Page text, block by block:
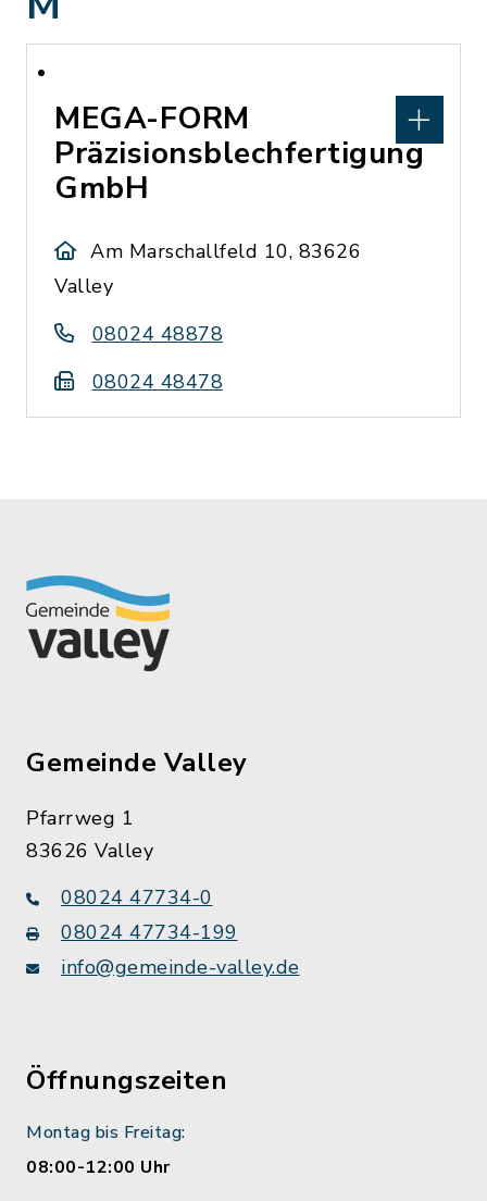
MEGA-FORM
Präzisionsblechfertigung
GmbH
Am Marschallfeld 10, 83626
Valley
08024 48878
08024 48478
Gemeinde Valley
Pfarrweg 1
83626 Valley
08024 47734-0
08024 47734-199
info@gemeinde-valley.de
Öffnungszeiten
Montag bis Freitag:
08:00-12:00 Uhr